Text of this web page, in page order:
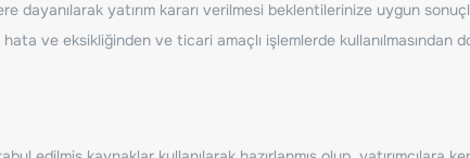
yatırım kararı verilmesi beklentilerinize uygun
ve eksikliğinden ve ticari amaçlı işlemlerde